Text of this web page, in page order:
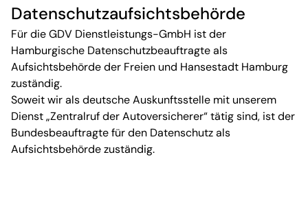
Datenschutzaufsichtsbehörde
Für die GDV Dienstleistungs-GmbH ist der
Hamburgische Datenschutzbeauftragte als
Aufsichtsbehörde der Freien und Hansestadt Hamburg
zuständig.
Soweit wir als deutsche Auskunftsstelle mit unserem
Dienst „Zentralruf der Autoversicherer“ tätig sind, ist der
Bundesbeauftragte für den Datenschutz als
Aufsichtsbehörde zuständig.